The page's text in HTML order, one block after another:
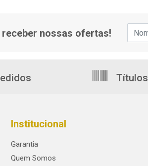
nossas ofertas!
Títulos
Institucional
Garantia
Quem Somos